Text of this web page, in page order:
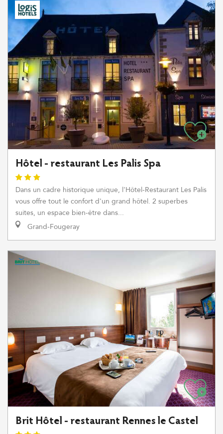
Hôtel - restaurant Les Palis Spa
Dans un cadre historique unique, l'Hôtel-Restaurant Les Palis
vous offre tout le confort d'un grand hôtel. 2 superbes
suites, un espace bien-être dans...
Grand-Fougeray
Brit Hôtel - restaurant Rennes le Castel